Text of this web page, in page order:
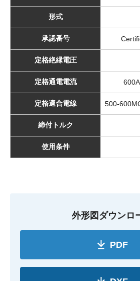
形式
承認番号
定格絶縁電圧
定格通電電流
定格適合電線 500-
締付トルク
使用条件
外形図ダウンロ
PDF